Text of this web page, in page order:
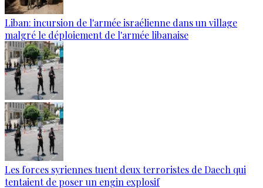
Liban: incursion de l'armée israélienne dans un village
malgré le déploiement de l'armée libanaise
Les forces syriennes tuent deux terroristes de Daech qui
tentaient de poser un engin explosif